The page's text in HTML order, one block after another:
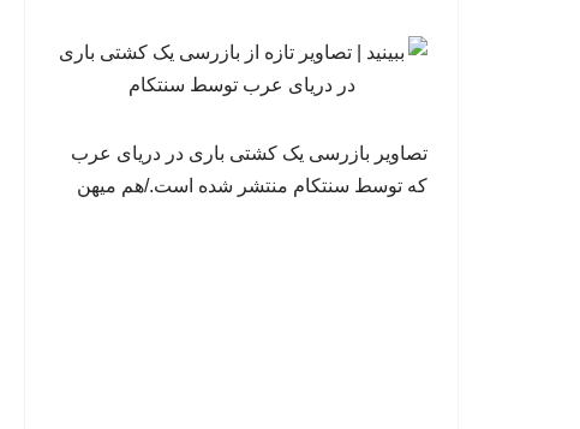
تصاویر بازرسی یک کشتی باری در دریای عرب
که توسط سنتکام منتشر شده است./هم میهن